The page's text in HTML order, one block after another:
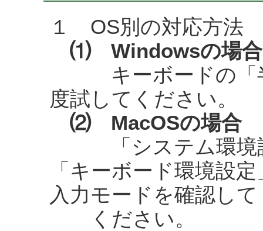
１ OS別の対応方法
⑴ Windowsの場合
キーボードの「半
度試してください。
⑵ MacOSの場合
「システム環境設
「キーボード環境設
入力モードを確認して
ください。